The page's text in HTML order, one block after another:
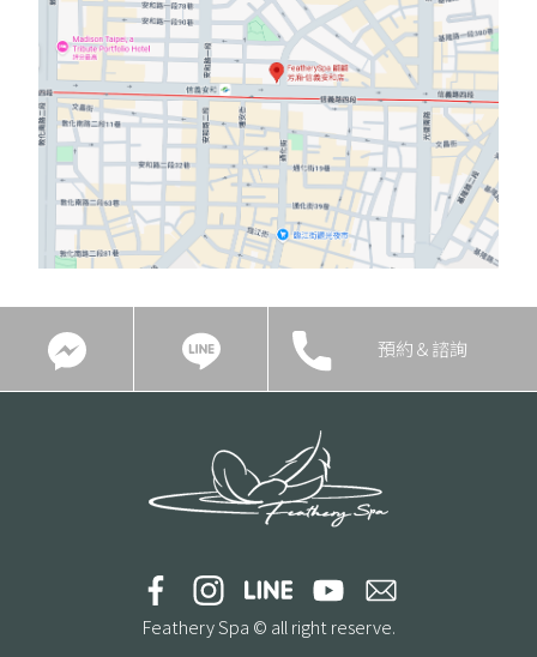
預約＆諮詢
Feathery Spa © all right reserve.